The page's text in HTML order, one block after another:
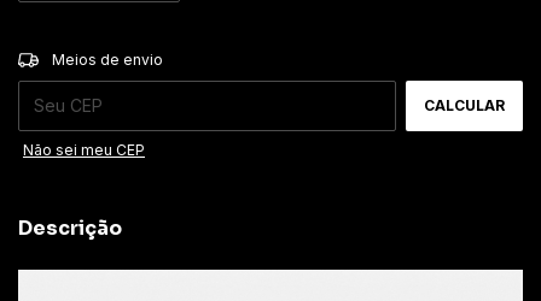
Entregas para o CEP:
Meios de envio
CALCULAR
Não sei meu CEP
Descrição